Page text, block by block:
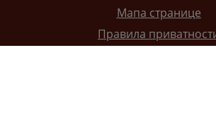
Мапа странице
Правила